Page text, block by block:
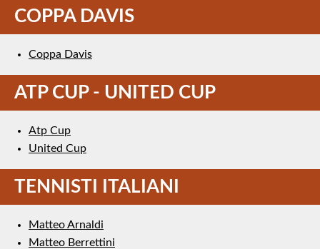
COPPA DAVIS
Coppa Davis
ATP CUP - UNITED CUP
Atp Cup
United Cup
TENNISTI ITALIANI
Matteo Arnaldi
Matteo Berrettini